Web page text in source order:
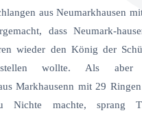
aus Neumarkhausen
dass Neumark-
wieder den König der
stellen wollte. Als aber
Markhausenn mit 29 Ringen
Nichte machte, sprang